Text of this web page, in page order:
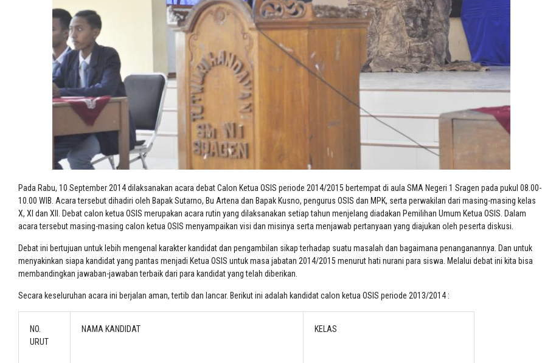
Pada Rabu, 10 September 2014 dilaksanakan acara debat Calon Ketua OSIS periode 2014/2015 bertempat di aula SMA Negeri 1 Sragen pada pukul 08.00-
10.00 WIB. Acara tersebut dihadiri oleh Bapak Sutarno, Bu Artena dan Bapak Kusno, pengurus OSIS dan MPK, serta perwakilan dari masing-masing kelas
X, XI dan XII. Debat calon ketua OSIS merupakan acara rutin yang dilaksanakan setiap tahun menjelang diadakan Pemilihan Umum Ketua OSIS. Dalam
acara tersebut masing-masing calon ketua OSIS menyampaikan visi dan misinya serta menjawab pertanyaan yang diajukan oleh peserta diskusi.
Debat ini bertujuan untuk lebih mengenal karakter kandidat dan pengambilan sikap terhadap suatu masalah dan bagaimana penanganannya. Dan untuk
menyakinkan siapa kandidat yang pantas menjadi Ketua OSIS untuk masa jabatan 2014/2015 menurut hati nurani para siswa. Melalui debat ini kita bisa
membandingkan jawaban-jawaban terbaik dari para kandidat yang telah diberikan.
Secara keseluruhan acara ini berjalan aman, tertib dan lancar. Berikut ini adalah kandidat calon ketua OSIS periode 2013/2014 :
NO.
URUT
NAMA KANDIDAT KELAS